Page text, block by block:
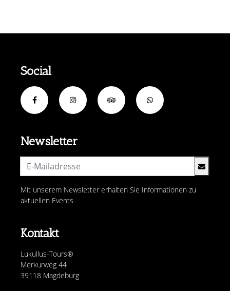
Kontakt
Lukullus-Tours®
Merkurweg 44
39118 Magdeburg
Newsletter
Mit unserem Newsletter erhalten Sie Informationen zu
aktuellen Events.
Social